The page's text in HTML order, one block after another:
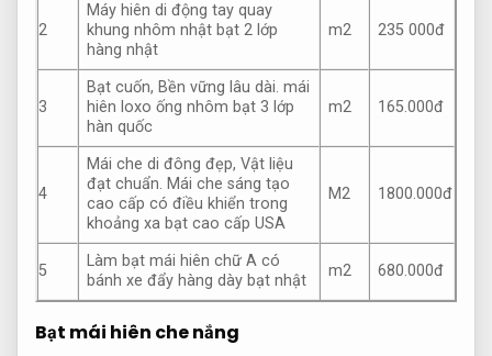
2
Máy hiên di động tay quay
khung nhôm nhật bạt 2 lớp
hàng nhật
m2 235 000đ
3
Bạt cuốn, Bền vững lâu dài. mái
hiên loxo ống nhôm bạt 3 lớp
hàn quốc
m2 165.000đ
4
Mái che di đông đẹp,Vật liệu
đạt chuẩn. Mái che sáng tạo
cao cấp có điều khiển trong
khoảng xa bạt cao cấp USA
M2 1800.000đ
5
Làm bạt mái hiên chữ A có
bánh xe đẩy hàng dày bạt nhật
m2 680.000đ
Bạt mái hiên che nắng